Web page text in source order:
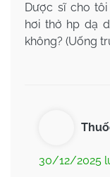
Dược sĩ cho
hơi thở hp dạ
không? (Uống
30/12/2025